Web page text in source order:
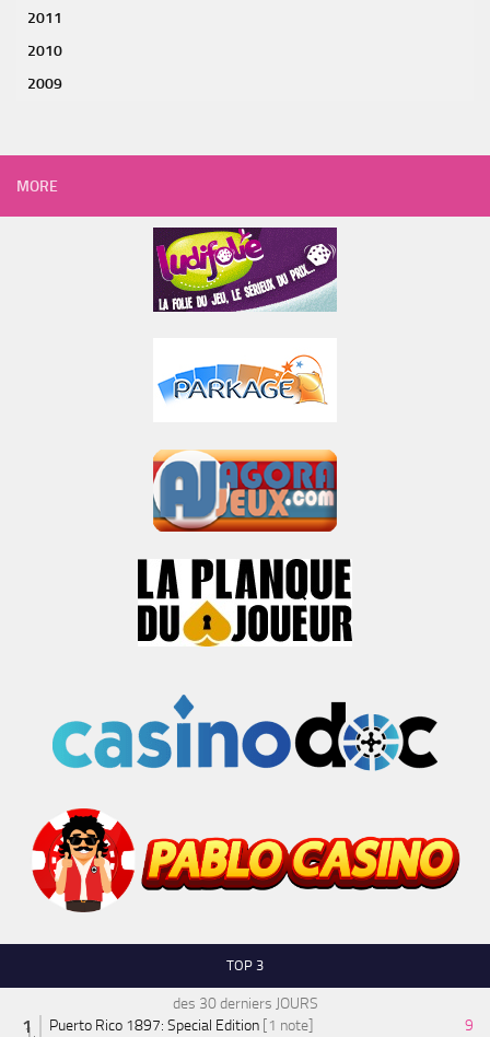
2011
2010
2009
MORE
TOP 3
des 30 derniers JOURS
Puerto Rico 1897: Special Edition [1 note]
9